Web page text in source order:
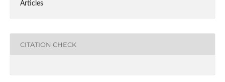
Articles
CITATION CHECK